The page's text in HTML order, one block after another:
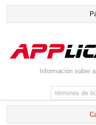
Información sobre